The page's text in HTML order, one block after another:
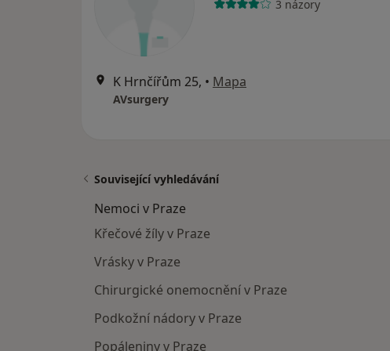
3 názory
K Hrnčířům 25, • Mapa
AVsurgery
Související vyhledávání
Nemoci v Praze
Křečové žíly v Praze
Vrásky v Praze
Chirurgické onemocnění v Praze
Podkožní nádory v Praze
Popáleniny v Praze